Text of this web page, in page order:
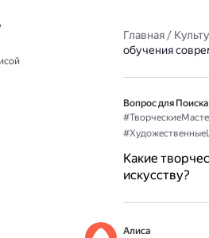
Главная/
обучения
Вопрос для
Какие
искусству?
Алиса